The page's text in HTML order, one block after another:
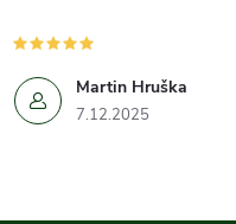
Martin Hruška
7.12.2025